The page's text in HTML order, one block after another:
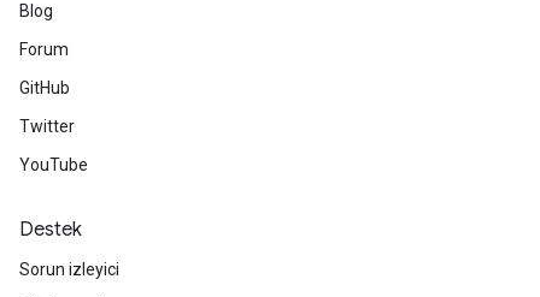
Blog
Forum
GitHub
Twitter
YouTube
Destek
Sorun izleyici